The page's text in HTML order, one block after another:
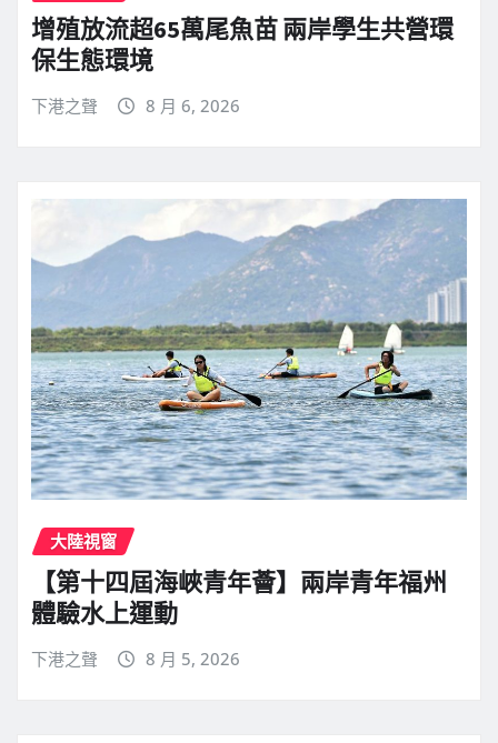
增殖放流超65萬尾魚苗 兩岸學生共營環
保生態環境
下港之聲 8 月 6, 2026
大陸視窗
【第十四屆海峽青年薈】兩岸青年福州
體驗水上運動
下港之聲 8 月 5, 2026